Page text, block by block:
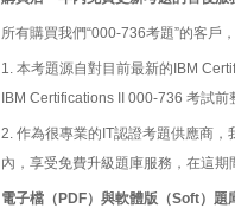
所有購買我們“000-736考題”的客戶
1. 本考題源自對目前最新的IBM
IBM Certifications II 000-736 考試
2. 作為很專業的IT認證考題供應商
內，享受免費升級題庫服務，在這期
電子檔（PDF）與軟體版（Soft）題